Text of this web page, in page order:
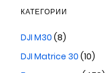
КАТЕГОРИИ
DJI M30 (8)
DJI Matrice 30 (10)